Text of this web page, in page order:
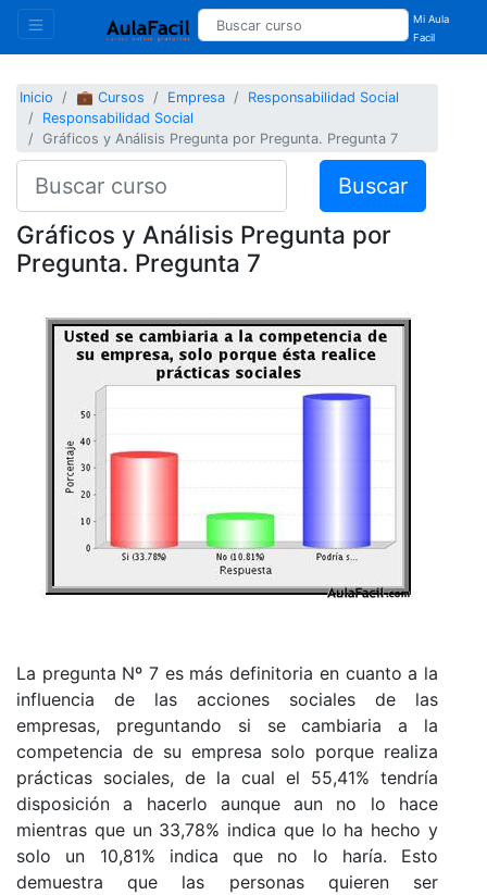
Mi Aula
Facil
Inicio 💼 Cursos Empresa
Responsabilidad Social
Responsabilidad Social
Gráficos y Análisis Pregunta por Pregunta. Pregunta 7
Buscar
Gráficos y Análisis Pregunta por
Pregunta. Pregunta 7
La pregunta Nº 7 es más definitoria en cuanto a la
influencia de las acciones sociales de las
empresas, preguntando si se cambiaria a la
competencia de su empresa solo porque realiza
prácticas sociales, de la cual el 55,41% tendría
disposición a hacerlo aunque aun no lo hace
mientras que un 33,78% indica que lo ha hecho y
solo un 10,81% indica que no lo haría. Esto
demuestra que las personas quieren ser